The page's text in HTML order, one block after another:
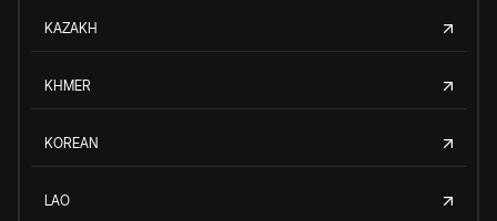
KAZAKH
KHMER
KOREAN
LAO